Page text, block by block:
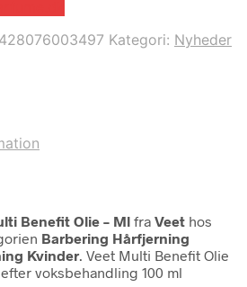
Kategori: Nyheder
Benefit Olie – Ml fra Veet hos
Barbering Hårfjerning
Kvinder. Veet Multi Benefit Olie
voksbehandling 100 ml